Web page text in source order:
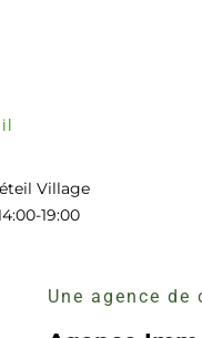
Village
19:00
Une agence de